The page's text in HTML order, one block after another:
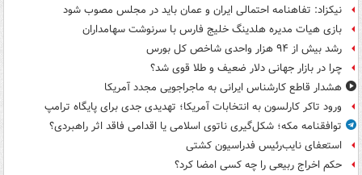
نیکزاد: تفاهنامه احتمالی ایران و عمان باید در مجلس مصوب شود
بازی هیات مدیره هلدینگ خلیج فارس با سرنوشت سهامداران
رشد بیش از ۹۴ هزار واحدی شاخص کل بورس
چرا در بازار جهانی دلار ضعیف و طلا قوی شد؟
هشدار قاطع کارشناس ایرانی به ماجراجویی مجدد آمریکا
ورود تاکر کارلسون به انتخابات آمریکا؛ تهدیدی جدی برای پایگاه ترامپ
توافقنامه مکه؛ شکل‌گیری ناتوی اسلامی یا اقدامی فاقد اثر راهبردی؟
استعفای نایب‌رئیس فدراسیون کشتی
حکم اخراج ربیعی را چه کسی امضا کرد؟